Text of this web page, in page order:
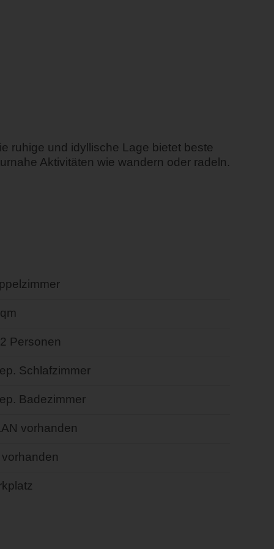
ruhige und idyllische Lage bietet beste
Aktivitäten wie wandern oder radeln.
Personen
Schlafzimmer
Badezimmer
vorhanden